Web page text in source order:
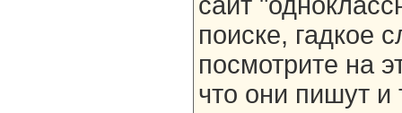
поиске, гадкое
посмотрите на
что они пишут и